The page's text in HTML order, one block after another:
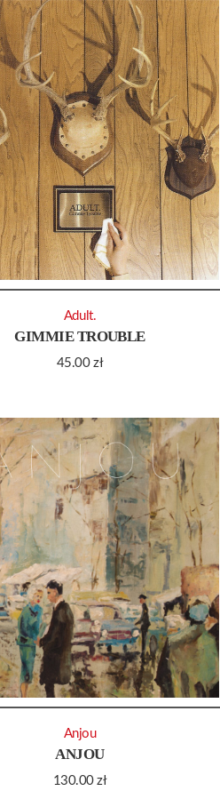
GIMMIE TROUBLE
45.00zł
Adult.
ANJOU
130.00zł
Anjou